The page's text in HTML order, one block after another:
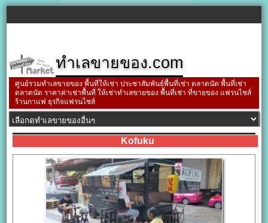
ทำเลขายของ.com
ศูนย์รวมทำเลขายของ พื้นที่ให้เช่า ประชาสัมพันธ์พื้นที่เช่า ตลาดนัด พื้นที่เช่า
ตลาดนัด ราคาค่าเช่าพื้นที่ ให้เช่าทำเลขายของ พื้นที่เช่า ที่ขายของ แฟรนไชส์
ร้านกาแฟ ธุรกิจแฟรนไชส์
Kofuku